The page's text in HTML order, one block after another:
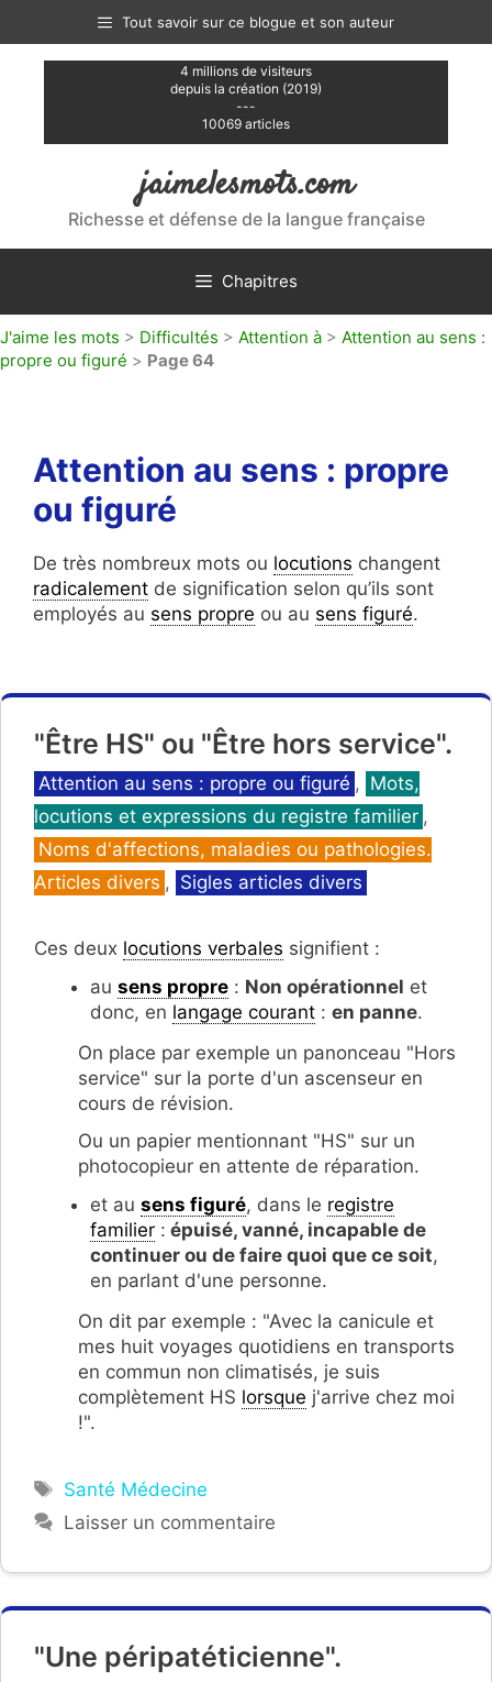
contenu
Tout savoir sur ce blogue et son auteur
4 millions de visiteurs
depuis la création (2019)
---
10069 articles
jaimelesmots.com
Richesse et défense de la langue française
Chapitres
J'aime les mots > Difficultés > Attention à > Attention au sens :
propre ou figuré > Page 64
Attention au sens : propre
ou figuré
De très nombreux mots ou locutions changent
radicalement de signification selon qu’ils sont
employés au sens propre ou au sens figuré.
"Être HS" ou "Être hors service".
Catégories
Attention au sens : propre ou figuré , Mots,
locutions et expressions du registre familier ,
Noms d'affections, maladies ou pathologies.
Articles divers , Sigles articles divers
Ces deux locutions verbales signifient :
au sens propre : Non opérationnel et
donc, en langage courant : en panne.
On place par exemple un panonceau "Hors
service" sur la porte d'un ascenseur en
cours de révision.
Ou un papier mentionnant "HS" sur un
photocopieur en attente de réparation.
et au sens figuré, dans le registre
familier : épuisé, vanné, incapable de
continuer ou de faire quoi que ce soit,
en parlant d'une personne.
On dit par exemple : "Avec la canicule et
mes huit voyages quotidiens en transports
en commun non climatisés, je suis
complètement HS lorsque j'arrive chez moi
!".
Étiquettes
Santé Médecine
Laisser un commentaire
"Une péripatéticienne".